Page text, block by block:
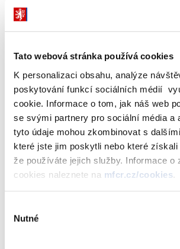
Tato webová stránka používá cookies
K personalizaci obsahu, analýze
poskytování funkcí sociálních médií
cookie. Informace o tom, jak náš web
se svými partnery pro sociální média a
tyto údaje mohou zkombinovat s
které jste jim poskytli nebo které získali
že používáte jejich služby. Informace o
cookies naleznete na mfcr.cz/cookies
souhlasu
Nutné
elektronizací správy daní a některými
zjednodušení daňového systému jsou naší
pro nadcházející období. Usilovně na nich již
v rámci projektu MOJE daně,“říká ministr
Zpráva Doing Business hodnotí
zemích světa. Prostřednictvím indikátorů je
regulace, implementace, administrativní,
náročnost spojená se vznikem a
středního podniku.
přístup k úvěrům a ochrana investorů. V
úvěrům se ČR umístila na 32. místě a v